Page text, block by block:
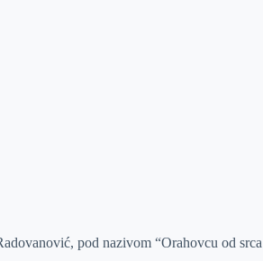
pod nazivom “Orahovcu od srca